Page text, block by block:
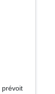
prévoit